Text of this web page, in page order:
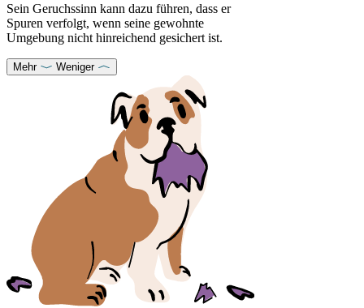
Sein Geruchssinn kann dazu führen, dass er
Spuren verfolgt, wenn seine gewohnte
Umgebung nicht hinreichend gesichert ist.
Mehr Weniger